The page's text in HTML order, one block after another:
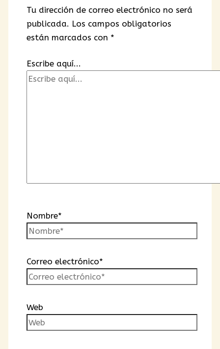
Tu dirección de correo electrónico no será
publicada. Los campos obligatorios
están marcados con *
Escribe aquí...
Nombre*
Correo electrónico*
Web